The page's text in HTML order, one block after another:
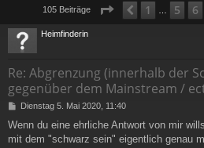
105 Beiträge Seite 7 von11
Vorherige
1 5 6
Heimfinderin
Re: Abgrenzung (innerhalb der
gegenüber dem Mainstream /
B
i
t
Dienstag 5. Mai 2020, 11:40
Wenn du eine ehrliche Antwort von mir
mit dem "schwarz sein" eigentlich genau